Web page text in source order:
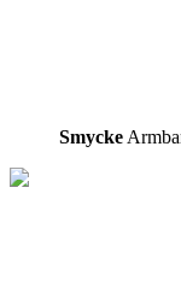
Smycke